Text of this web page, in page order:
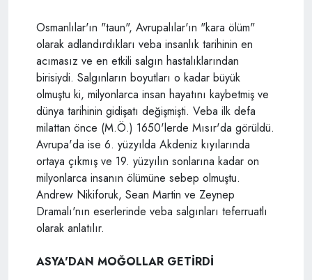
Osmanlılar'ın "taun", Avrupalılar'ın "kara ölüm"
olarak adlandırdıkları veba insanlık tarihinin en
acımasız ve en etkili salgın hastalıklarından
birisiydi. Salgınların boyutları o kadar büyük
olmuştu ki, milyonlarca insan hayatını kaybetmiş ve
dünya tarihinin gidişatı değişmişti. Veba ilk defa
milattan önce (M.Ö.) 1650'lerde Mısır'da görüldü.
Avrupa'da ise 6. yüzyılda Akdeniz kıyılarında
ortaya çıkmış ve 19. yüzyılın sonlarına kadar on
milyonlarca insanın ölümüne sebep olmuştu.
Andrew Nikiforuk, Sean Martin ve Zeynep
Dramalı'nın eserlerinde veba salgınları teferruatlı
olarak anlatılır.
ASYA'DAN MOĞOLLAR GETİRDİ